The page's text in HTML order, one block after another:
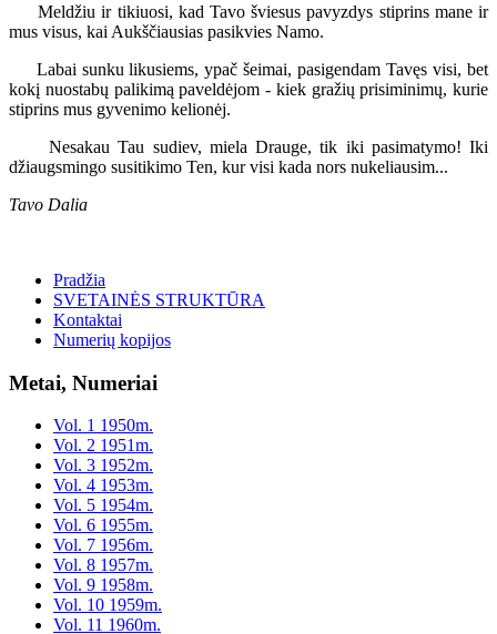
Meldžiu ir tikiuosi, kad Tavo šviesus pavyzdys stiprins mane ir
mus visus, kai Aukščiausias pasikvies Namo.
Labai sunku likusiems, ypač šeimai, pasigendam Tavęs visi, bet
kokį nuostabų palikimą paveldėjom - kiek gražių prisiminimų, kurie
stiprins mus gyvenimo kelionėj.
Nesakau Tau sudiev, miela Drauge, tik iki pasimatymo! Iki
džiaugsmingo susitikimo Ten, kur visi kada nors nukeliausim...
Tavo Dalia
Pradžia
SVETAINĖS STRUKTŪRA
Kontaktai
Numerių kopijos
Metai, Numeriai
Vol. 1 1950m.
Vol. 2 1951m.
Vol. 3 1952m.
Vol. 4 1953m.
Vol. 5 1954m.
Vol. 6 1955m.
Vol. 7 1956m.
Vol. 8 1957m.
Vol. 9 1958m.
Vol. 10 1959m.
Vol. 11 1960m.